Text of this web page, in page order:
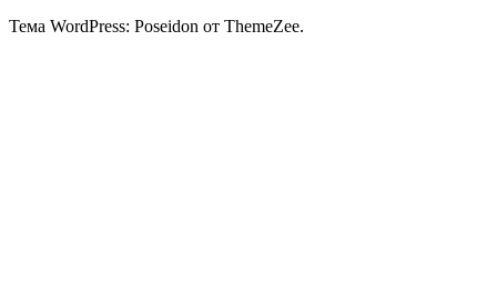
Тема WordPress: Poseidon от ThemeZee.